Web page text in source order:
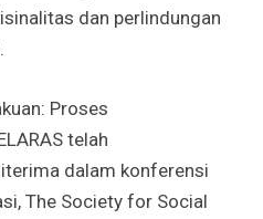
dan perlindungan
Proses
telah
dalam konferensi
The Society for Social